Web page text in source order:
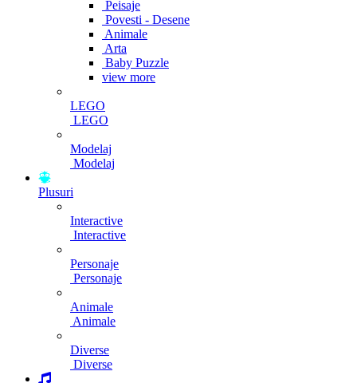
Peisaje
Povesti - Desene
Animale
Arta
Baby Puzzle
view more
LEGO
LEGO
Modelaj
Modelaj
Plusuri
Interactive
Interactive
Personaje
Personaje
Animale
Animale
Diverse
Diverse